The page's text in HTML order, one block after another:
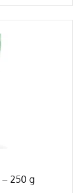
250 g